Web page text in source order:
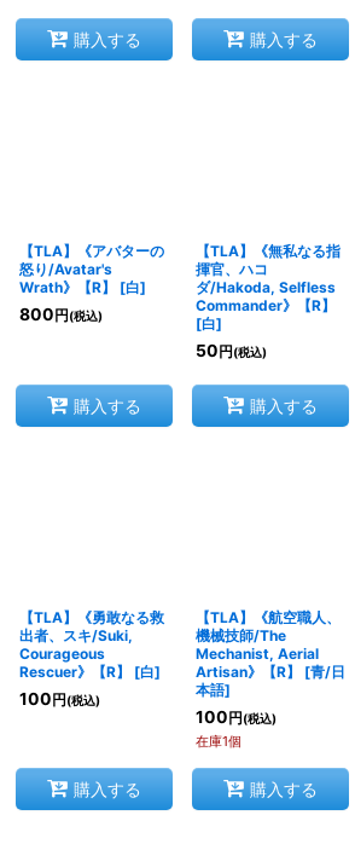
購入する 購入する
【TLA】《アバターの
怒り/Avatar's
Wrath》【R】
[白]
800 円 (税込)
購入する
【TLA】《無私なる指
揮官、ハコ
ダ/Hakoda, Selfless
Commander》【R】
[白]
50 円 (税込)
購入する
【TLA】《勇敢なる救
出者、スキ/Suki,
Courageous
Rescuer》【R】
[白]
100 円 (税込)
購入する
【TLA】《航空職人、
機械技師/The
Mechanist, Aerial
Artisan》【R】
[青/日
本語]
100 円 (税込)
在庫1個
購入する